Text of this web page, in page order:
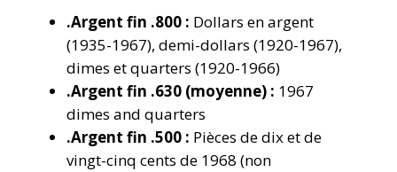
.Argent fin .800 : Dollars en argent
(1935-1967), demi-dollars (1920-1967),
dimes et quarters (1920-1966)
.Argent fin .630 (moyenne) : 1967
dimes and quarters
.Argent fin .500 : Pièces de dix et de
vingt-cinq cents de 1968 (non